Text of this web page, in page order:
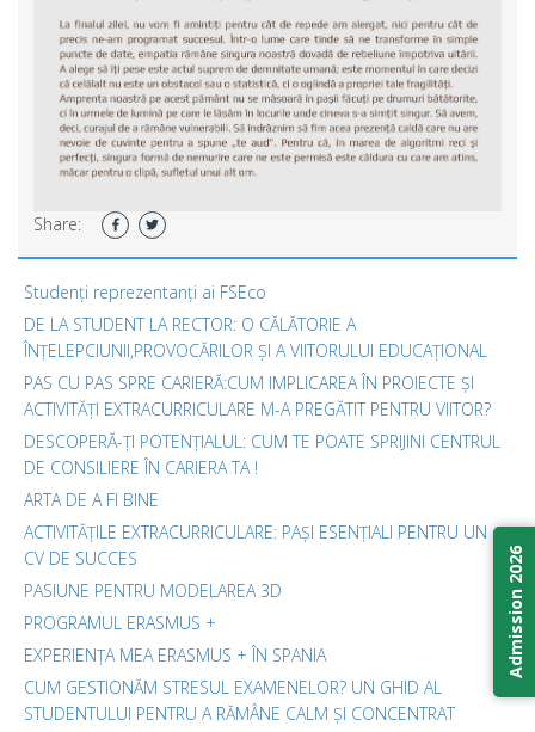
Share:
Studenți reprezentanți ai FSEco
DE LA STUDENT LA RECTOR: O CĂLĂTORIE A
ÎNȚELEPCIUNII,PROVOCĂRILOR ȘI A VIITORULUI EDUCAȚIONAL
PAS CU PAS SPRE CARIERĂ:CUM IMPLICAREA ÎN PROIECTE ȘI
ACTIVITĂȚI EXTRACURRICULARE M-A PREGĂTIT PENTRU VIITOR?
DESCOPERĂ-ȚI POTENȚIALUL: CUM TE POATE SPRIJINI CENTRUL
DE CONSILIERE ÎN CARIERA TA !
ARTA DE A FI BINE
ACTIVITĂȚILE EXTRACURRICULARE: PAȘI ESENȚIALI PENTRU UN
CV DE SUCCES
PASIUNE PENTRU MODELAREA 3D
PROGRAMUL ERASMUS +
EXPERIENȚA MEA ERASMUS + ÎN SPANIA
CUM GESTIONĂM STRESUL EXAMENELOR? UN GHID AL
STUDENTULUI PENTRU A RĂMÂNE CALM ȘI CONCENTRAT
Admission 2026